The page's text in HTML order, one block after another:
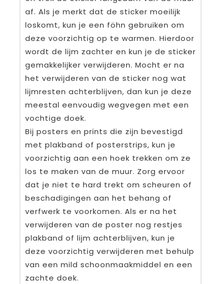
af. Als je merkt dat de sticker moeilijk
loskomt, kun je een föhn gebruiken om
deze voorzichtig op te warmen. Hierdoor
wordt de lijm zachter en kun je de sticker
gemakkelijker verwijderen. Mocht er na
het verwijderen van de sticker nog wat
lijmresten achterblijven, dan kun je deze
meestal eenvoudig wegvegen met een
vochtige doek.
Bij posters en prints die zijn bevestigd
met plakband of posterstrips, kun je
voorzichtig aan een hoek trekken om ze
los te maken van de muur. Zorg ervoor
dat je niet te hard trekt om scheuren of
beschadigingen aan het behang of
verfwerk te voorkomen. Als er na het
verwijderen van de poster nog restjes
plakband of lijm achterblijven, kun je
deze voorzichtig verwijderen met behulp
van een mild schoonmaakmiddel en een
zachte doek.